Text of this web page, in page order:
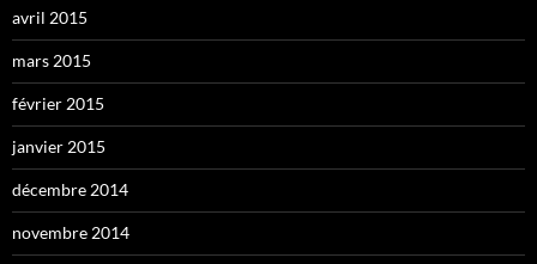
avril 2015
mars 2015
février 2015
janvier 2015
décembre 2014
novembre 2014